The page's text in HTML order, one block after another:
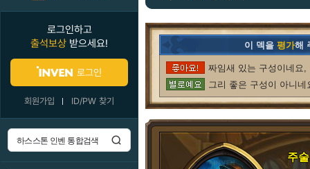
로그인하고
출석보상 받으세요!
로그인
회원가입 ID/PW 찾기
이 덱을 평가해
짜임새 있는 구성이네요,
그리 좋은 구성이 아니네
주